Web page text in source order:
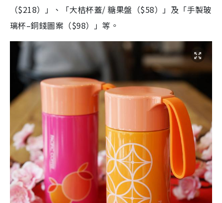
（$218）」、「大桔杯蓋/ 糖果盤（$58）」及「手製玻
璃杯–銅錢圖案（$98）」等。